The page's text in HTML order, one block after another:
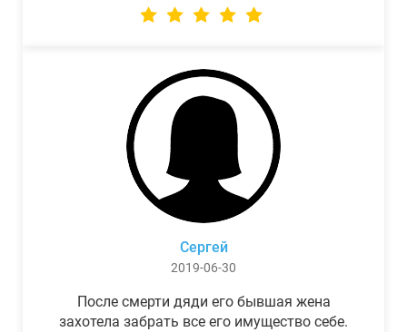
Сергей
2019-06-30
После смерти дяди его бывшая жена
захотела забрать все его имущество себе.